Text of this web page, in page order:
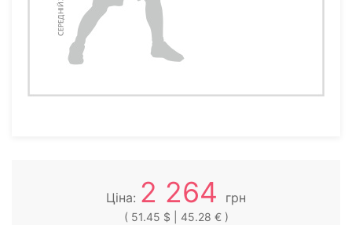
Ціна: 2 264 грн
( 51.45 $ | 45.28 € )